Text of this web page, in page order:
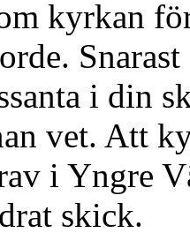
kyrkan
i din
vet. Att
i Yngre
skick.